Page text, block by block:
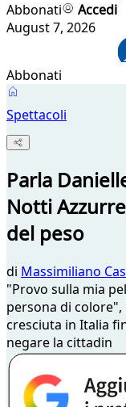
Abbonati
Accedi
August 7, 2026
Abbonati
Spettacoli
Parla
Notti
del peso
di Massimiliano
"Provo sulla mia
persona di
cresciuta in Italia
negare la cittadin